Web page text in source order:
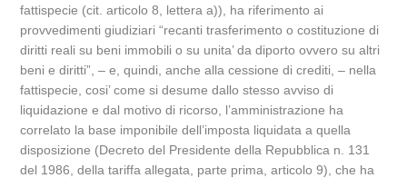
fattispecie (cit. articolo 8, lettera a)), ha riferimento ai
provvedimenti giudiziari “recanti trasferimento o costituzione di
diritti reali su beni immobili o su unita’ da diporto ovvero su altri
beni e diritti”, – e, quindi, anche alla cessione di crediti, – nella
fattispecie, cosi’ come si desume dallo stesso avviso di
liquidazione e dal motivo di ricorso, l’amministrazione ha
correlato la base imponibile dell’imposta liquidata a quella
disposizione (Decreto del Presidente della Repubblica n. 131
del 1986, della tariffa allegata, parte prima, articolo 9), che ha